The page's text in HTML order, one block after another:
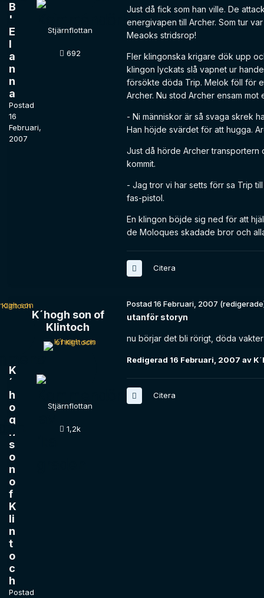
B
'
E
l
a
n
n
a
Postad
16
Februari,
2007
Stjärnflottan
692
Just då fick som han ville. De
energivapen till Archer. Som tur
Meaoks stridsrop!
Fler klingonska krigare dök upp
klingon lyckats slå vapnet ur
försökte döda Trip. Melok föll för
Archer. Nu stod Archer ensam
- Ni människor är så svaga skrek
Han höjde svärdet för att hugga.
Just då hörde Archer transportern
kommit.
- Jag tror vi har setts förr sa Trip
fas-pistol.
En klingon böjde sig ned för att
de Moloques skadade bror och
Citera
K
´
h
o
g
h
s
o
n
o
f
K
li
n
t
o
c
h
Postad
K´hogh son of
Klintoch
Stjärnflottan
1,2k
Postad16 Februari, 2007
utanför storyn
nu börjar det bli rörigt, döda
Redigerad 16 Februari, 2007 av
Citera